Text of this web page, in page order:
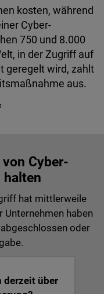
kosten, während
Cyber-
750 und 8.000
in der Zugriff auf
geregelt wird, zahlt
aus.
Cyber-
halten
hat mittlerweile
haben
oder
derzeit über